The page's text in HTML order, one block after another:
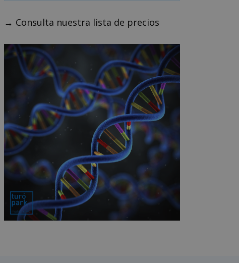
→ Consulta nuestra lista de precios